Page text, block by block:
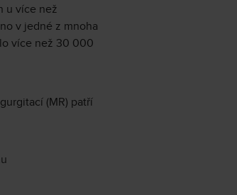
u více než
v jedné z mnoha
více než 30 000
(MR) patří